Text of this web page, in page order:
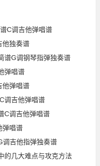
C调吉他弹唱谱
他独奏谱
谱G调钢琴指弹独奏谱
弹唱谱
他弹唱谱
调吉他弹唱谱
C调吉他弹唱谱
弹唱谱
调吉他指弹独奏谱
几大难点与攻克方法